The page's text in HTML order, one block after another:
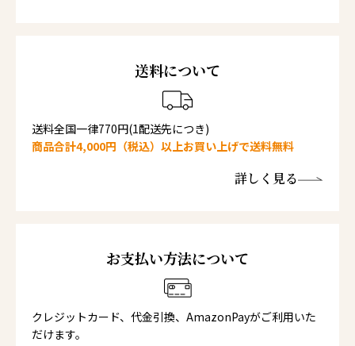
送料について
送料全国一律770円(1配送先につき)
商品合計4,000円（税込）以上お買い上げで送料無料
詳しく見る
お支払い方法について
クレジットカード、代金引換、AmazonPayがご利用いた
だけます。